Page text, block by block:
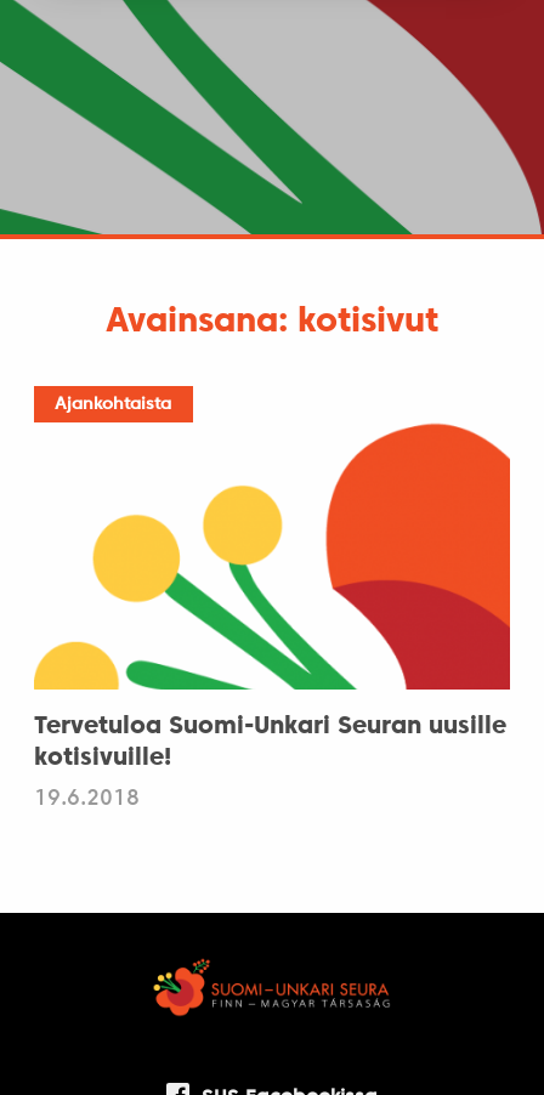
Avainsana: kotisivut
Ajankohtaista
Tervetuloa Suomi-Unkari Seuran uusille
kotisivuille!
19.6.2018